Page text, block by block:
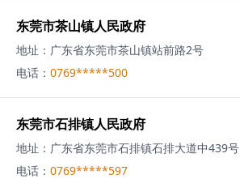
东莞市茶山镇人民政府
地址： 广东省东莞市茶山镇站前路2号
电话： 0769*****500
东莞市石排镇人民政府
地址： 广东省东莞市石排镇石排大道中439号
电话： 0769*****597